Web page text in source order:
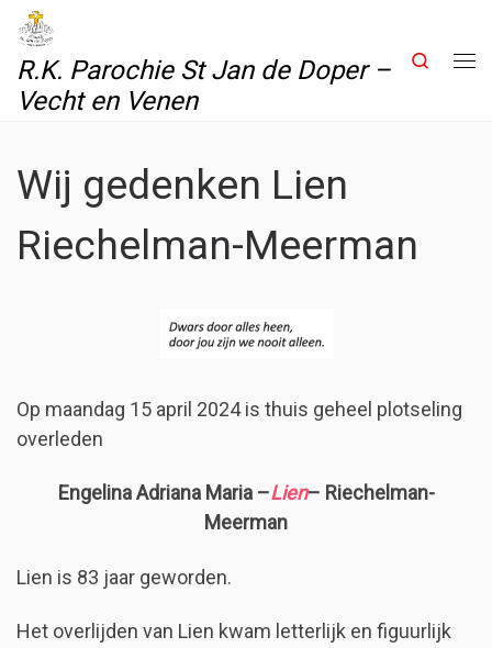
Skip to content
R.K. Parochie St Jan de Doper –
Vecht en Venen
Search
Wij gedenken Lien
Riechelman-Meerman
Op maandag 15 april 2024 is thuis geheel plotseling
overleden
Engelina Adriana Maria –Lien– Riechelman-
Meerman
Lien is 83 jaar geworden.
Het overlijden van Lien kwam letterlijk en figuurlijk